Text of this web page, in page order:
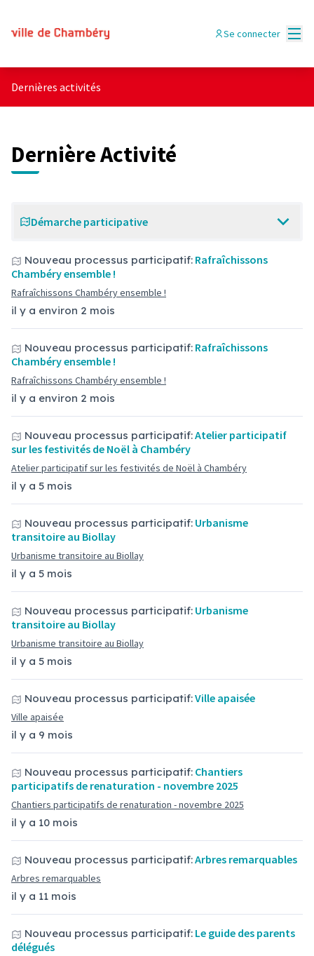
Se connecter
Dernières activités
Dernière Activité
Démarche participative
il y a environ 2 mois
Nouveau processus participatif: Rafraîchissons
Chambéry ensemble !
Rafraîchissons Chambéry ensemble !
il y a environ 2 mois
Nouveau processus participatif: Rafraîchissons
Chambéry ensemble !
Rafraîchissons Chambéry ensemble !
il y a 5 mois
Nouveau processus participatif:Atelier participatif
sur les festivités de Noël à Chambéry
Atelier participatif sur les festivités de Noël à Chambéry
il y a 5 mois
Nouveau processus participatif: Urbanisme
transitoire au Biollay
Urbanisme transitoire au Biollay
il y a 5 mois
Nouveau processus participatif: Urbanisme
transitoire au Biollay
Urbanisme transitoire au Biollay
il y a 9 mois
Nouveau processus participatif:Ville apaisée
Ville apaisée
il y a 10 mois
Nouveau processus participatif: Chantiers
participatifs de renaturation - novembre 2025
Chantiers participatifs de renaturation - novembre 2025
il y a 11 mois
Nouveau processus participatif:Arbres remarquables
Arbres remarquables
Nouveau processus participatif: Le guide des parents
délégués